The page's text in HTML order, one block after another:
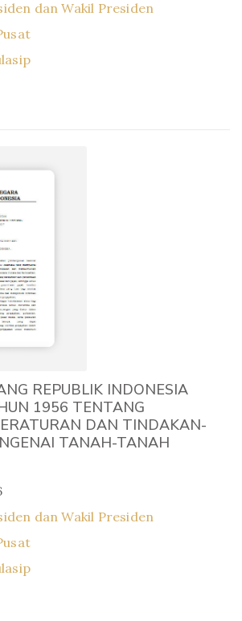
dan Wakil Presiden
REPUBLIK INDONESIA
1956 TENTANG
DAN TINDAKAN-
TANAH-TANAH
dan Wakil Presiden